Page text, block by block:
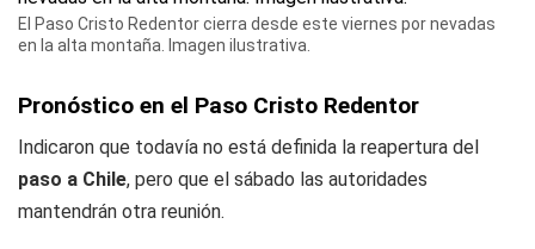
El Paso Cristo Redentor cierra desde este viernes por nevadas
en la alta montaña. Imagen ilustrativa.
Pronóstico en el Paso Cristo Redentor
Indicaron que todavía no está definida la reapertura del
paso a Chile, pero que el sábado las autoridades
mantendrán otra reunión.